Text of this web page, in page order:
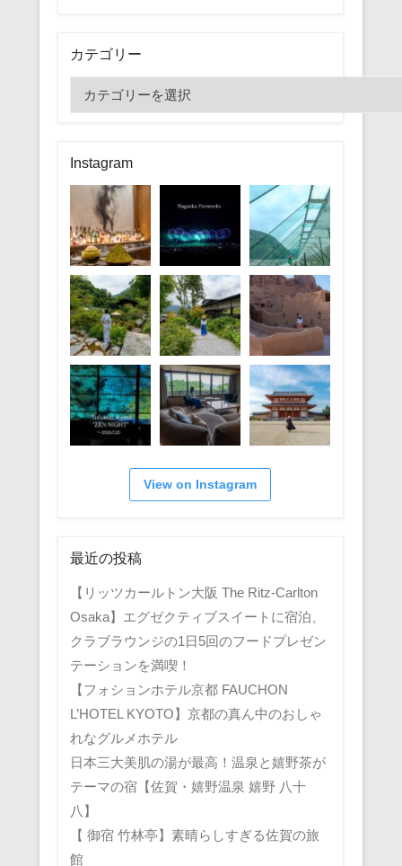
カテゴリー
テ
リ
ー
Instagram
View on Instagram
最近の投稿
【リッツカールトン大阪 The Ritz-Carlton
Osaka】エグゼクティブスイートに宿泊、
クラブラウンジの1日5回のフードプレゼン
テーションを満喫！
【フォションホテル京都 FAUCHON
L’HOTEL KYOTO】京都の真ん中のおしゃ
れなグルメホテル
日本三大美肌の湯が最高！温泉と嬉野茶が
テーマの宿【佐賀・嬉野温泉 嬉野 八十
八】
【 御宿 竹林亭】素晴らしすぎる佐賀の旅
館